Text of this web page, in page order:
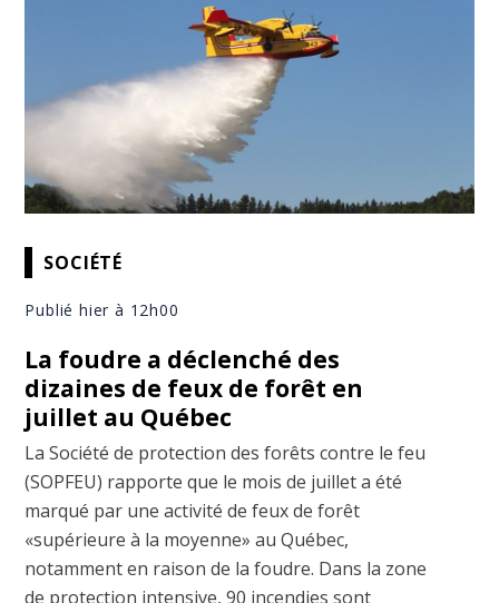
SOCIÉTÉ
Publié hier à 12h00
La foudre a déclenché des
dizaines de feux de forêt en
juillet au Québec
La Société de protection des forêts contre le feu
(SOPFEU) rapporte que le mois de juillet a été
marqué par une activité de feux de forêt
«supérieure à la moyenne» au Québec,
notamment en raison de la foudre. Dans la zone
de protection intensive, 90 incendies sont